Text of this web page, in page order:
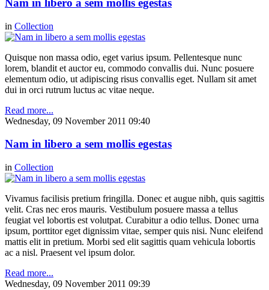
Nam in libero a sem mollis egestas
in Collection
Quisque non massa odio, eget varius ipsum. Pellentesque nunc
lorem, blandit et auctor eu, commodo convallis dui. Nunc posuere
elementum odio, ut adipiscing risus convallis eget. Nullam sit amet
dui in orci rutrum luctus ac vitae neque.
Read more...
Wednesday, 09 November 2011 09:40
Nam in libero a sem mollis egestas
in Collection
Vivamus facilisis pretium fringilla. Donec et augue nibh, quis sagittis
velit. Cras nec eros mauris. Vestibulum posuere massa a tellus
feugiat vel lobortis est volutpat. Curabitur a odio tellus. Donec urna
ipsum, porttitor eget dignissim vitae, semper quis nisi. Nunc eleifend
mattis elit in pretium. Morbi sed elit sagittis quam vehicula lobortis
ac a nisl. Praesent vel ipsum dolor.
Read more...
Wednesday, 09 November 2011 09:39